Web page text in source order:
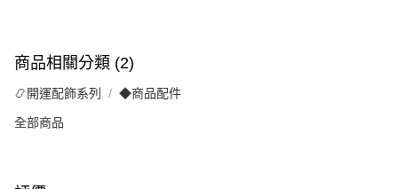
商品相關分類 (2)
📿開運配飾系列 ◆商品配件
全部商品